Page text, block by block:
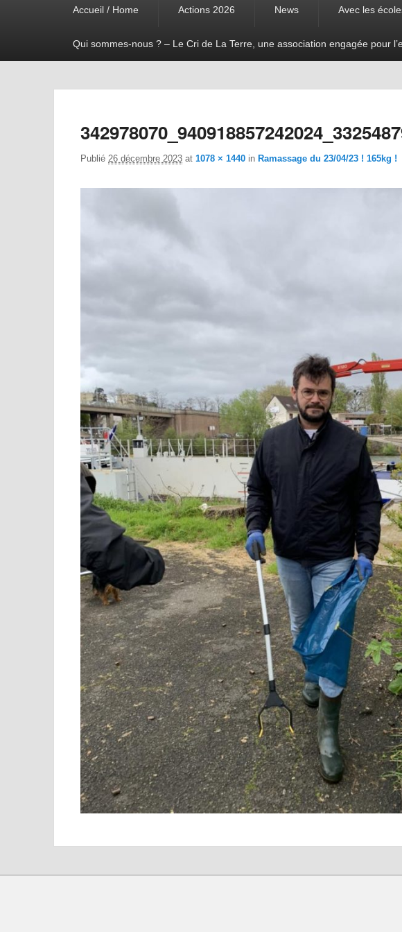
Accueil / Home Actions 2026 News Avec les
Qui sommes-nous ? – Le Cri de La Terre, une association engagée pour
Publié 26 décembre 2023 at 1078 × 1440 in Ramassage du 23/04/23 ! 165kg !